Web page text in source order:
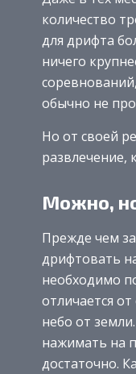
количество
для дрифта
ничего
обычно не
Но от своей
развлечение,
Можно,
Прежде чем
дрифтовать
необходимо
отличается
небо от
нажимать на
достаточно.